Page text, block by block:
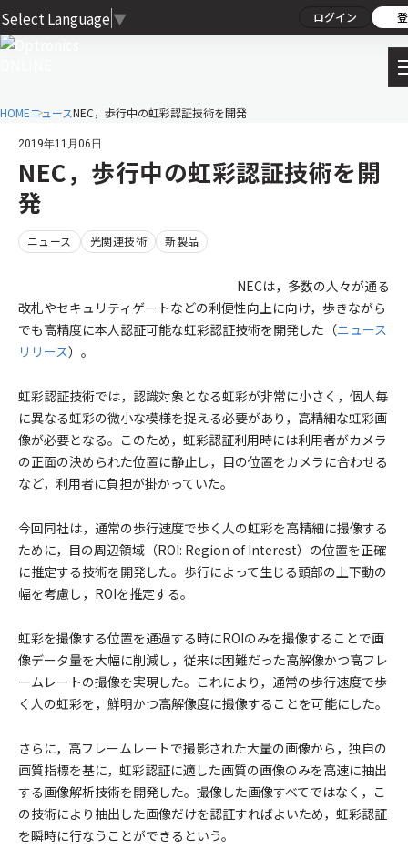
Select Language ▼ ログイン
HOMEニュースNEC，歩行中の虹彩認証技術を開発
2019年11月06日
NEC，歩行中の虹彩認証技術を開
発
ニュース 光関連技術 新製品
NECは，多数の人々が通る
改札やセキュリティゲートなどの利便性向上に向け，歩きながら
でも高精度に本人認証可能な虹彩認証技術を開発した（ニュース
リリース）。
虹彩認証技術では，認識対象となる虹彩が非常に小さく，個人毎
に異なる虹彩の微小な模様を捉える必要があり，高精細な虹彩画
像が必要となる。このため，虹彩認証利用時には利用者がカメラ
の正面の決められた位置に静止し，目の位置をカメラに合わせる
など，利用者に負担が掛かっていた。
今回同社は，通常の歩行速度で歩く人の虹彩を高精細に撮像する
ために，目の周辺領域（ROI: Region of Interest）の位置を正確
に推定する技術を開発した。歩行によって生じる頭部の上下動の
幅を考慮し，ROIを推定する。
虹彩を撮像する位置を通過する時にROIのみを撮像することで画
像データ量を大幅に削減し，従来は困難だった高解像かつ高フレ
ームレートの撮像を実現した。これにより，通常の歩行速度で歩
く人の虹彩を，鮮明かつ高解像度に撮像することを可能にした。
さらに，高フレームレートで撮影された大量の画像から，独自の
画質指標を基に，虹彩認証に適した画質の画像のみを高速に抽出
する画像解析技術を開発した。撮像した画像すべてではなく，こ
の技術により抽出した画像だけを認証すればよいため，虹彩認証
を瞬時に行なうことができるという。